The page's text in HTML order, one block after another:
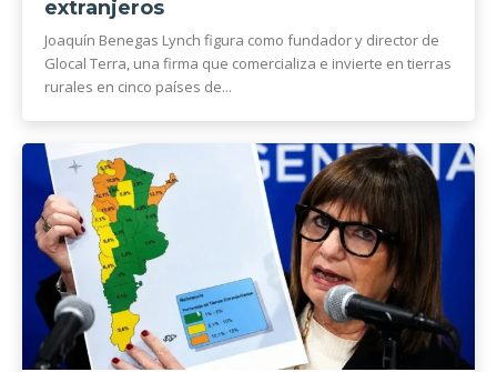
extranjeros
Joaquín Benegas Lynch figura como fundador y director de
Glocal Terra, una firma que comercializa e invierte en tierras
rurales en cinco países de...